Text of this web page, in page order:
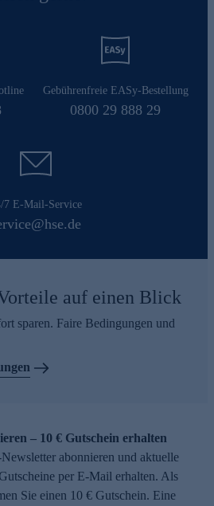
Gebührenfreie EASy-Bestellung
0800 29 888 29
7 E-Mail-Service
auf einen Blick
sparen. Faire Bedingungen und
– 10 € Gutschein erhalten
abonnieren und aktuelle
per E-Mail erhalten. Als
Sie einen 10 € Gutschein. Eine